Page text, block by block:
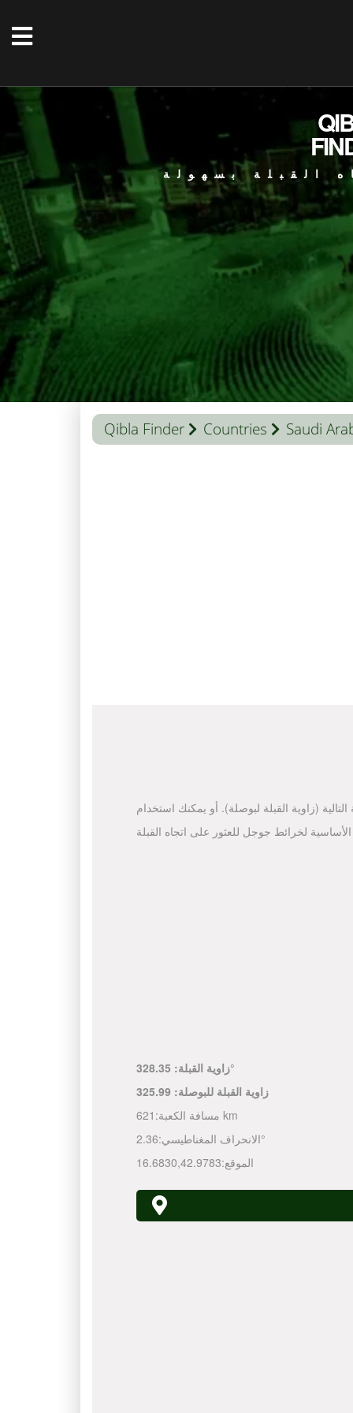
القبلة بسهولة
Qibla Finder Countries Saudi
(زاوية القبلة لبوصلة). أو يمكنك استخدام
زاوية القبلة:328.35°
زاوية القبلة للبوصلة: 325.99
مسافة الكعبة: 621 km
الانحراف المغناطيسي:2.36°
الموقع:
16.6830,42.9783